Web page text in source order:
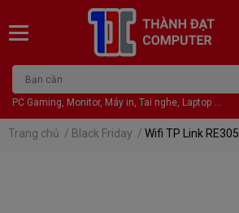
PC Gaming, Monitor, Máy in, Tai nghe, Laptop ...
Trang chủ / Black Friday / Wifi TP Link RE305